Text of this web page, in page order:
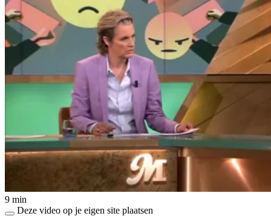
9 min
Deze video op je eigen site plaatsen